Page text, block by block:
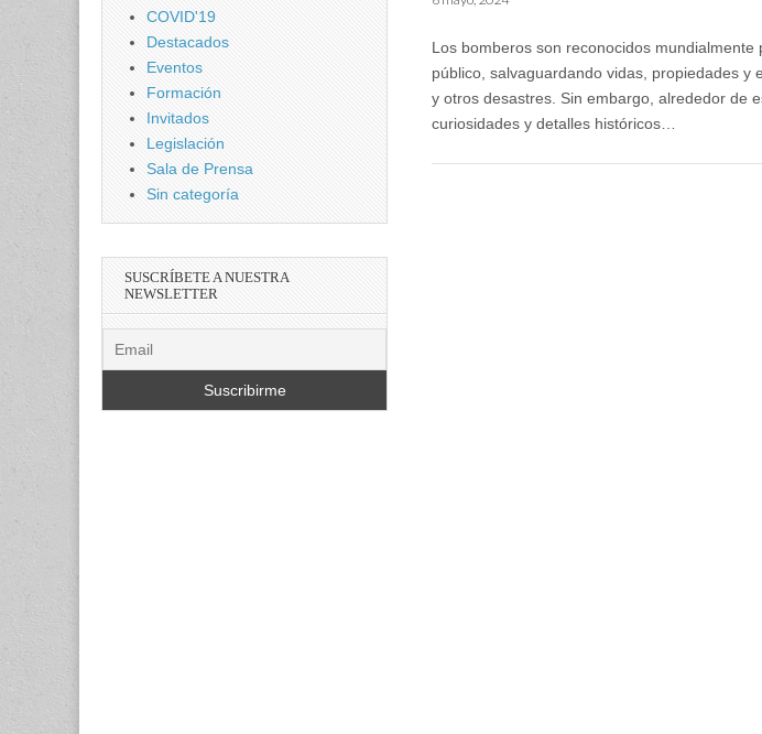
Los bomberos son reconocidos
público, salvaguardando vidas, propiedades y
y otros desastres. Sin embargo, alrededor de
curiosidades y detalles históricos…
COVID'19
Destacados
Eventos
Formación
Invitados
Legislación
Sala de Prensa
Sin categoría
SUSCRÍBETE A NUESTRA
NEWSLETTER